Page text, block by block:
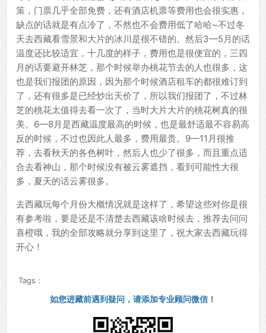
策，门票几乎全部免费，还有酒店机票等费用也会很实惠，
缺点的话就是有点冷了，不然也不会费用低了哈哈~不过冬
天去西藏看雪景和大片的冰川是很不错的。然后3—5月的话
温度还比较适宜，十几度的样子，费用也是很便宜的，三四
月的话要避开林芝，那个时候举办桃花节去的人也很多，这
也是我们报团的原因，因为那个时候酒店租车的都很难订到
了，还有很多是已经炒出天价了，所以我们报团了，不过林
芝的桃花太值得去看一次了，当时大片大片的桃花树真的很
美。6—8月是西藏温度最高的时候，也是最舒适最不容易高
反的时候，不过也因此人最多，费用最贵。9—11月很推
荐，去看秋天的各色树叶，然后人也少了很多，而且重点适
合去看神山，那个时候没有被云雾遮挡，看到可能性大很
多，夏天的话云雾很多。
去西藏玩每个月份大概情况就是这样了，希望这些对你是很
有参考啦，要是还是不清楚去西藏该啥时候去，推荐去问问
喜橙哦，我的全部攻略就分享到这里了，祝大家去西藏玩得
开心！
Tags：
如您进藏前遇到疑问，请添加专业顾问微信！